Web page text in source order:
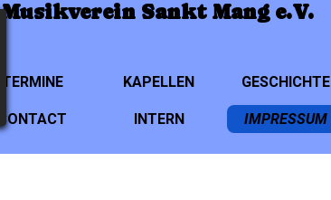
Musikverein Sankt Mang e.V.
Menü überspringen
TERMINE ▼
KAPELLEN ▼
GESCHICHTE
▼
CONTACT INTERN ▼
IMPRESSUM